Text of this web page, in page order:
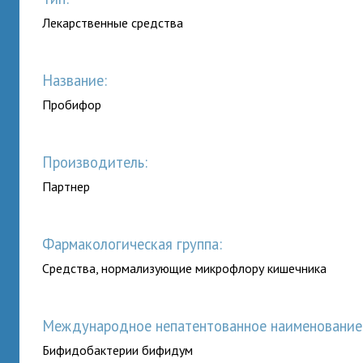
Лекарственные средства
Название:
Пробифор
Производитель:
Партнер
Фармакологическая группа:
Сpедства, нормализующие микpофлоpу кишечника
Международное непатентованное
Бифидобактерии бифидум